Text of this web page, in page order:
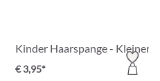
Kinder Haarspange - Kleiner
€ 3,95*